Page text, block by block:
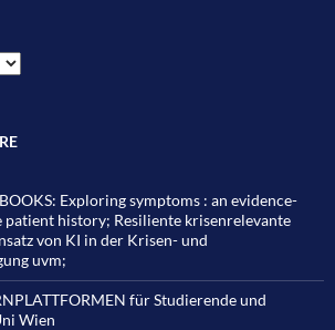
Exploring symptoms : an evidence-
patient history; Resiliente krisenrelevante
von KI in der Krisen- und
uvm;
für Studierende und
Wien